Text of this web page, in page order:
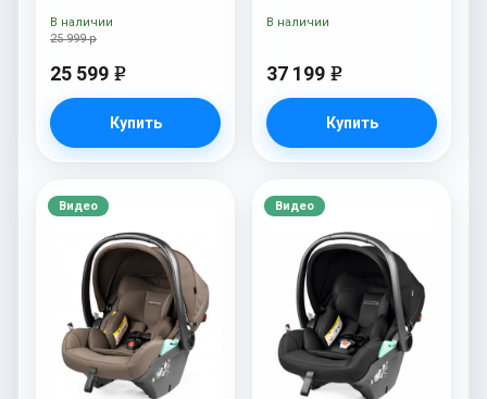
25 999 р
25 599 e
Купить
В наличии
37 199 e
Купить
В наличии
Видео Видео